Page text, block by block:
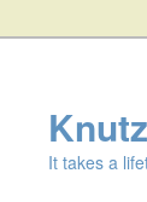
It takes a